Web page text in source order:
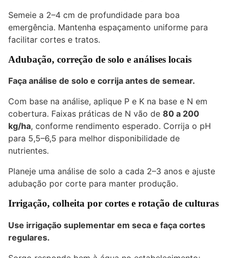
Semeie a 2–4 cm de profundidade para boa
emergência. Mantenha espaçamento uniforme para
facilitar cortes e tratos.
Adubação, correção de solo e análises locais
Faça análise de solo e corrija antes de semear.
Com base na análise, aplique P e K na base e N em
cobertura. Faixas práticas de N vão de 80 a 200
kg/ha, conforme rendimento esperado. Corrija o pH
para 5,5–6,5 para melhor disponibilidade de
nutrientes.
Planeje uma análise de solo a cada 2–3 anos e ajuste
adubação por corte para manter produção.
Irrigação, colheita por cortes e rotação de culturas
Use irrigação suplementar em seca e faça cortes
regulares.